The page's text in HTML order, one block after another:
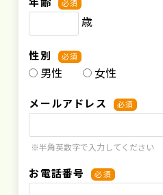
必須
歳
性別 必須
男性 女性
メールアドレス 必須
※半角英数字で入力してください
お電話番号 必須